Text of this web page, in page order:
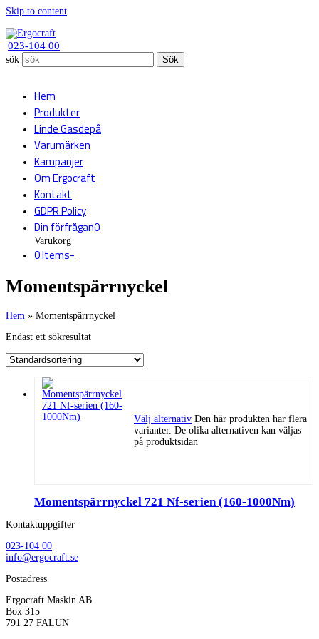
Skip to content
023-104 00
sök Sök
Hem
Produkter
Linde Gasdepå
Varumärken
Kampanjer
Om Ergocraft
Kontakt
GDPR Policy
Din förfrågan0
Varukorg
0 Items-
Momentspärrnyckel
Hem » Momentspärrnyckel
Endast ett sökresultat
Välj alternativ Den här produkten har flera
varianter. De olika alternativen kan väljas
på produktsidan
Momentspärrnyckel 721 Nf-serien (160-1000Nm)
Kontaktuppgifter
023-104 00
info@ergocraft.se
Postadress
Ergocraft Maskin AB
Box 315
791 27 FALUN